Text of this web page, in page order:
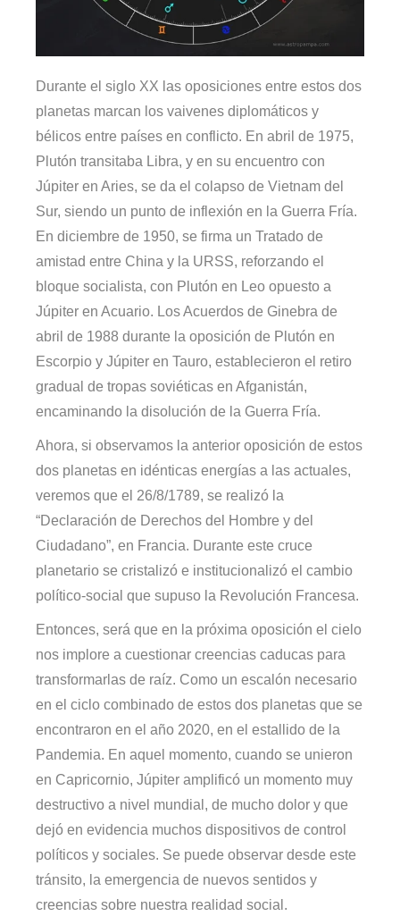
Durante el siglo XX las oposiciones entre estos dos
planetas marcan los vaivenes diplomáticos y
bélicos entre países en conflicto. En abril de 1975,
Plutón transitaba Libra, y en su encuentro con
Júpiter en Aries, se da el colapso de Vietnam del
Sur, siendo un punto de inflexión en la Guerra Fría.
En diciembre de 1950, se firma un Tratado de
amistad entre China y la URSS, reforzando el
bloque socialista, con Plutón en Leo opuesto a
Júpiter en Acuario. Los Acuerdos de Ginebra de
abril de 1988 durante la oposición de Plutón en
Escorpio y Júpiter en Tauro, establecieron el retiro
gradual de tropas soviéticas en Afganistán,
encaminando la disolución de la Guerra Fría.
Ahora, si observamos la anterior oposición de estos
dos planetas en idénticas energías a las actuales,
veremos que el 26/8/1789, se realizó la
“Declaración de Derechos del Hombre y del
Ciudadano”, en Francia. Durante este cruce
planetario se cristalizó e institucionalizó el cambio
político-social que supuso la Revolución Francesa.
Entonces, será que en la próxima oposición el cielo
nos implore a cuestionar creencias caducas para
transformarlas de raíz. Como un escalón necesario
en el ciclo combinado de estos dos planetas que se
encontraron en el año 2020, en el estallido de la
Pandemia. En aquel momento, cuando se unieron
en Capricornio, Júpiter amplificó un momento muy
destructivo a nivel mundial, de mucho dolor y que
dejó en evidencia muchos dispositivos de control
políticos y sociales. Se puede observar desde este
tránsito, la emergencia de nuevos sentidos y
creencias sobre nuestra realidad social.